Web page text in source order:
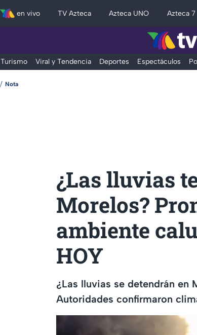
en vivo TV Azteca Azteca UNO Azteca 7
Turismo Viral y Tendencia Deportes Espectáculos
Nota
¿Las lluvias
Morelos?
ambiente
HOY
¿Las lluvias se detendrán en
Autoridades confirmaron